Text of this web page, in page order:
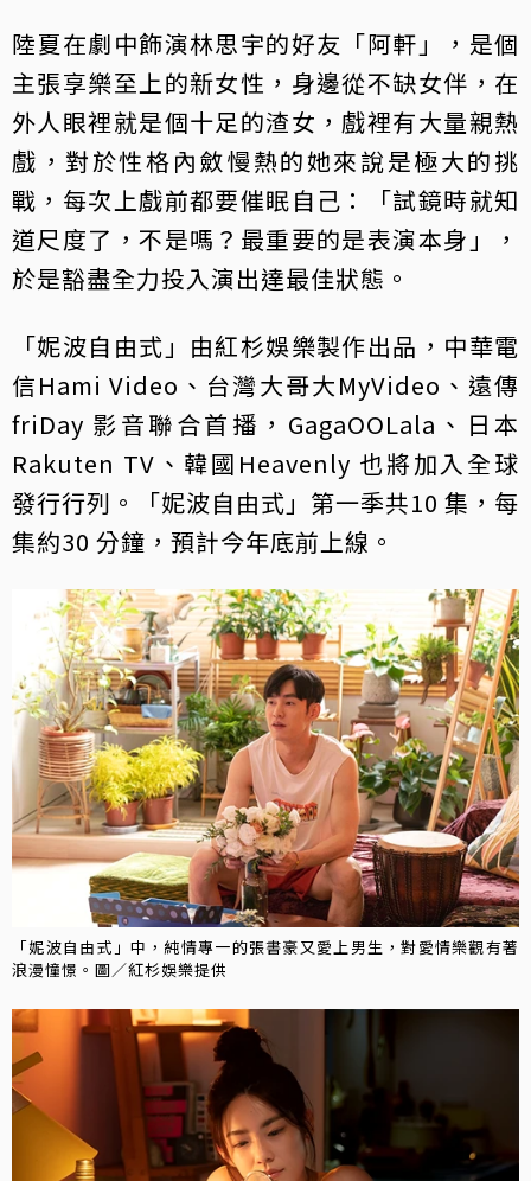
陸夏在劇中飾演林思宇的好友「阿軒」，是個
主張享樂至上的新女性，身邊從不缺女伴，在
外人眼裡就是個十足的渣女，戲裡有大量親熱
戲，對於性格內斂慢熱的她來說是極大的挑
戰，每次上戲前都要催眠自己：「試鏡時就知
道尺度了，不是嗎？最重要的是表演本身」，
於是豁盡全力投入演出達最佳狀態。
「妮波自由式」由紅杉娛樂製作出品，中華電
信Hami Video、台灣大哥大MyVideo、遠傳
friDay 影音聯合首播，GagaOOLala、日本
Rakuten TV、韓國Heavenly 也將加入全球
發行行列。「妮波自由式」第一季共10 集，每
集約30 分鐘，預計今年底前上線。
「妮波自由式」中，純情專一的張書豪又愛上男生，對愛情樂觀有著
浪漫憧憬。圖／紅杉娛樂提供